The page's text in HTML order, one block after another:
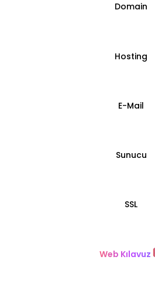
Domain
Hosting
E-Mail
Sunucu
SSL
Web Kılavuz